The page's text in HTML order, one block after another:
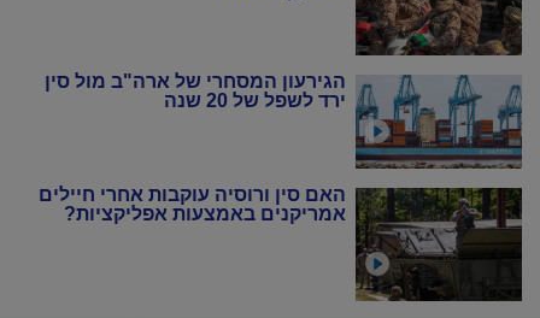
הגירעון המסחרי של ארה"ב מול סין
ירד לשפל של 20 שנה
האם סין ורוסיה עוקבות אחרי חיילים
אמריקנים באמצעות אפליקציות?